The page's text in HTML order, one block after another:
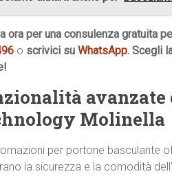
ora per una consulenza gratuita
o scrivici su WhatsApp. Scegli
avanzate
Molinella
per portone basculante
la sicurezza e la comodità